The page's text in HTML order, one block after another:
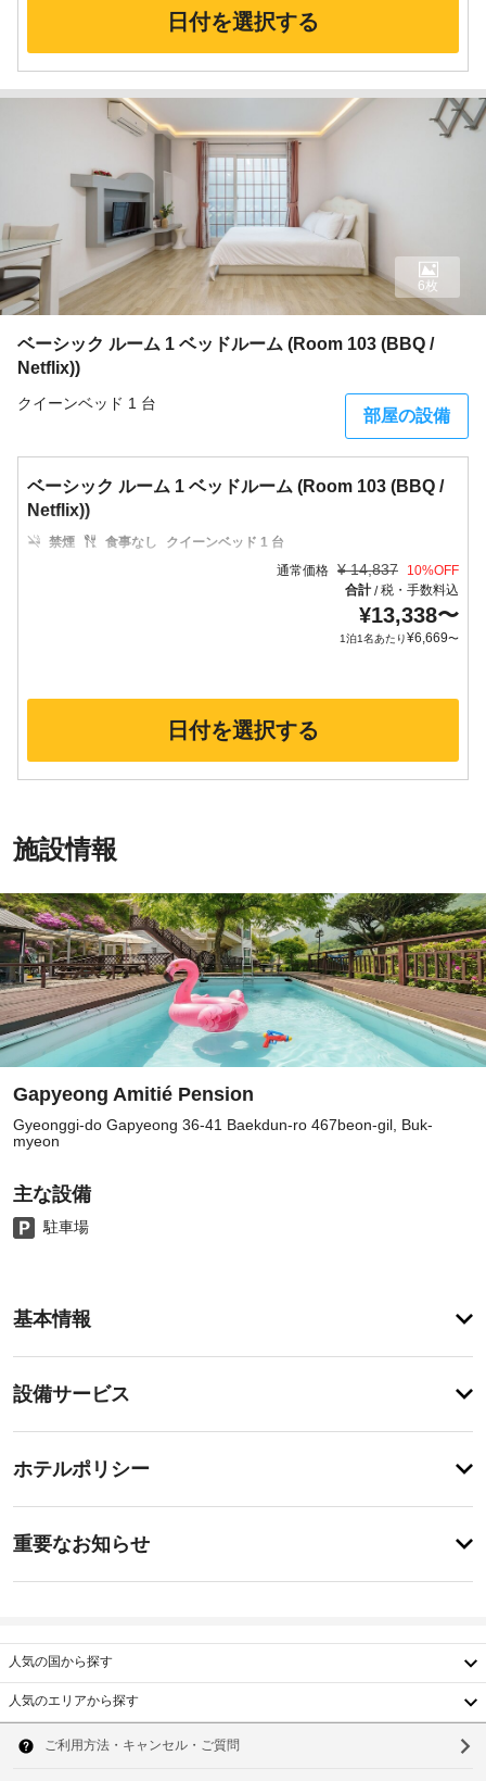
日付を選択する
ベーシック ルーム 1 ベッドルーム (Room 103 (BBQ /
Netflix))
クイーンベッド 1 台
部屋の設備
6枚
ベーシック ルーム 1 ベッドルーム (Room 103 (BBQ /
Netflix))
禁煙 食事なし
クイーンベッド 1 台
通常価格 ¥ 14,837 10%OFF
合計/税・手数料込
¥13,338〜
1泊1名あたり¥6,669〜
日付を選択する
施設情報
Gapyeong Amitié Pension
Gyeonggi-do Gapyeong 36-41 Baekdun-ro 467beon-gil, Buk-
myeon
主な設備
駐車場
基本情報
メ
ィ
外
ー
ど
の
シ
ン
設
備
設備サービス
設
ー
煙
ス
ペ
ー
ホテルポリシー
ェ
ッ
ク
イ
ン
22:00
施
設
定
重要なお知らせ
に
あ
人気の国から探す
韓
国
人気のエリアから探す